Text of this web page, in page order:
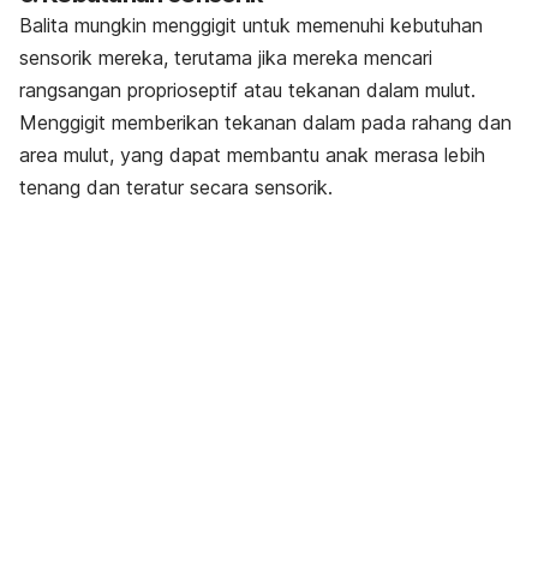
Balita mungkin menggigit untuk memenuhi kebutuhan
sensorik mereka, terutama jika mereka mencari
rangsangan proprioseptif atau tekanan dalam mulut.
Menggigit memberikan tekanan dalam pada rahang dan
area mulut, yang dapat membantu anak merasa lebih
tenang dan teratur secara sensorik.